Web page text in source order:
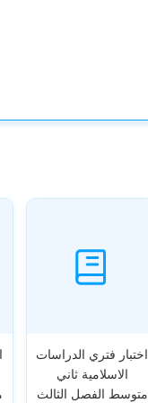
اختبار فتري الدراسات
الاسلامية ثاني
متوسط الفصل الثالث